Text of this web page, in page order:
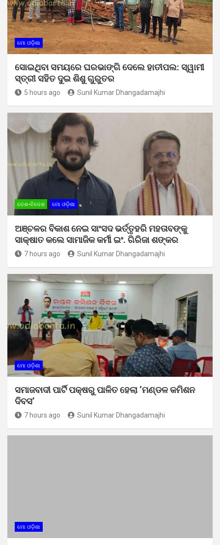
ମୋ ଓଡ଼ିଶା
ସୋଇଥିବା ସମୟରେ ଘରଭାଙ୍ଗି ଦେଲେ ହାତୀପଲ: ସ୍ୱାମୀ
ସ୍ତ୍ରୀ ସହିତ ଦୁଇ ଶିଶୁ ଗୁରୁତର
5 hours ago Sunil Kumar Dhangadamajhi
ଦେଶ-ବିଦେଶ ମୋ ଓଡ଼ିଶା
ଅଞ୍ଚଳର ବିକାଶ ନେଇ ସାଂସଦ ଭର୍ତ୍ତୃହରି ମହତାବଙ୍କୁ
ସାକ୍ଷାତ କଲେ ସାମାଜିକ କର୍ମୀ ଇଂ. ଗିରିଜା ଶଙ୍କର
7 hours ago Sunil Kumar Dhangadamajhi
ମୋ ଓଡ଼ିଶା
ସମାଜବାଦୀ ପାର୍ଟି ପକ୍ଷରୁ ପାଳିତ ହେଲା ‘ମଣ୍ଡଳ କମିଶନ
ଦିବସ’
7 hours ago Sunil Kumar Dhangadamajhi
ମୋ ଓଡ଼ିଶା